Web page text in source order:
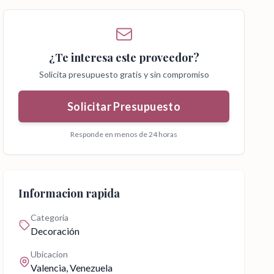
¿Te interesa este proveedor?
Solicita presupuesto gratis y sin compromiso
Solicitar Presupuesto
Responde en menos de 24 horas
Informacion rapida
Categoria
Decoración
Ubicacion
Valencia, Venezuela